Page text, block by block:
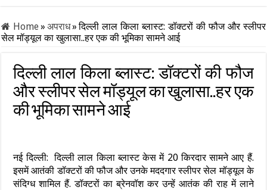
Home» अपराध» दिल्ली लाल किला ब्लास्ट: डॉक्टरों की फौज और स्लीपर
सेल मॉड्यूल का खुलासा..हर एक की भूमिका सामने आई
दिल्ली लाल किला ब्लास्ट: डॉक्टरों की फौज
और स्लीपर सेल मॉड्यूल का खुलासा..हर एक
की भूमिका सामने आई
नई दिल्ली: दिल्ली लाल किला ब्लास्ट केस में 20 किरदार सामने आए हैं.
इसमें आतंकी डॉक्टरों की फौज और उनके मददगार स्लीपर सेल मॉड्यूल के
संदिग्ध शामिल हैं. डॉक्टरों का ब्रेनवॉश कर उन्हें आतंक की राह में लाने